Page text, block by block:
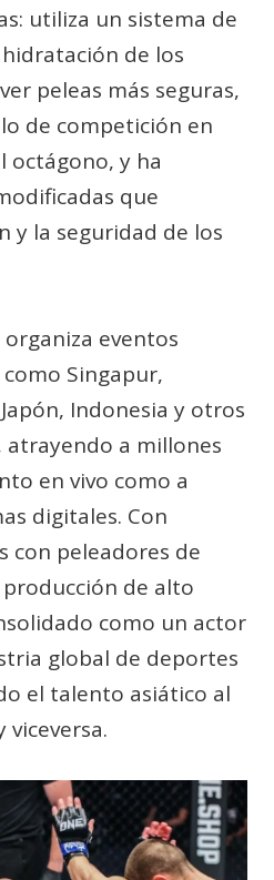
utiliza un sistema de
de los
peleas más seguras,
de competición en
octágono, y ha
que
y la seguridad de los
eventos
Singapur,
Indonesia y otros
atrayendo a millones
en vivo como a
digitales. Con
con peleadores de
de alto
como un actor
global de deportes
el talento asiático al
viceversa.